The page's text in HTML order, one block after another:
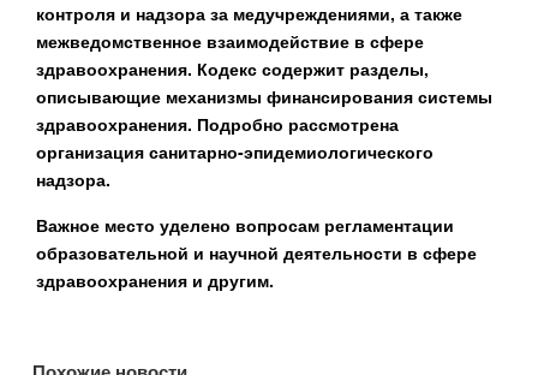
контроля и надзора за медучреждениями, а также
межведомственное взаимодействие в сфере
здравоохранения. Кодекс содержит разделы,
описывающие механизмы финансирования системы
здравоохранения. Подробно рассмотрена
организация санитарно-эпидемиологического
надзора.
Важное место уделено вопросам регламентации
образовательной и научной деятельности в сфере
здравоохранения и другим.